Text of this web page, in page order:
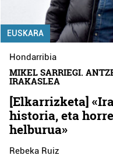
EUSKARA
Hondarribia
MIKEL SARRIEGI.
IRAKASLEA
[Elkarrizketa]
historia, eta
helburua»
Rebeka Ruiz